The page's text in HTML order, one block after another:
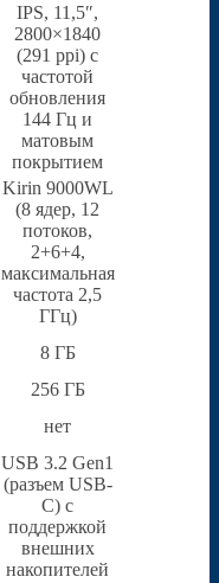
IPS, 11,5″,
2800×1840
(291 ppi) с
частотой
обновления
144 Гц и
матовым
покрытием
Kirin 9000WL
(8 ядер, 12
потоков,
2+6+4,
максимальная
частота 2,5
ГГц)
8 ГБ
256 ГБ
нет
USB 3.2 Gen1
(разъем USB-
C) с
поддержкой
внешних
накопителей